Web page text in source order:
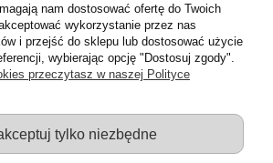
Warunki zakupów
Moje konto
Informacje o sklepie
Łódź :: Hurownia zabawek :: Zabawki
nam dostosować ofertę do Twoich
wykorzystanie przez nas
i przejść do sklepu lub dostosować użycie
wybierając opcję "Dostosuj zgody".
przeczytasz w naszej Polityce
tylko niezbędne